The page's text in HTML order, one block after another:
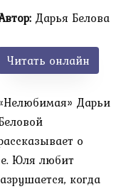
Дарья Белова
Читать онлайн
Дарьи
о
Юля любит
когда